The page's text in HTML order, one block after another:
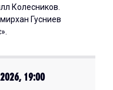
Колесников.
Гусниев
19:00